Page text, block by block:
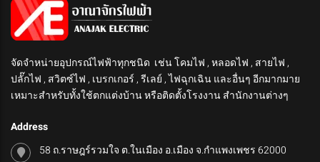
จัดจำหน่ายอุปกรณ์ไฟฟ้าทุกชนิด เช่น โคมไฟ , หลอดไฟ , สายไฟ ,
ปลั๊กไฟ , สวิตซ์ไฟ , เบรกเกอร์ , รีเลย์ , ไฟฉุกเฉิน และอื่นๆ อีกมากมาย
เหมาะสำหรับทั้งใช้ตกแต่งบ้าน หรือติดตั้งโรงงาน สำนักงานต่างๆ
Address
58 ถ.ราษฎร์รวมใจ ต.ในเมือง อ.เมือง จ.กำแพงเพชร 62000